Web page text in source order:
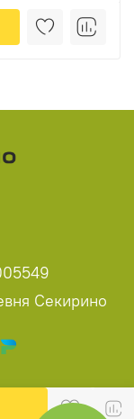
Секирино